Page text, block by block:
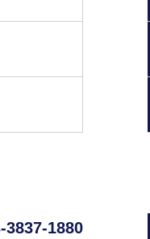
3837-1880